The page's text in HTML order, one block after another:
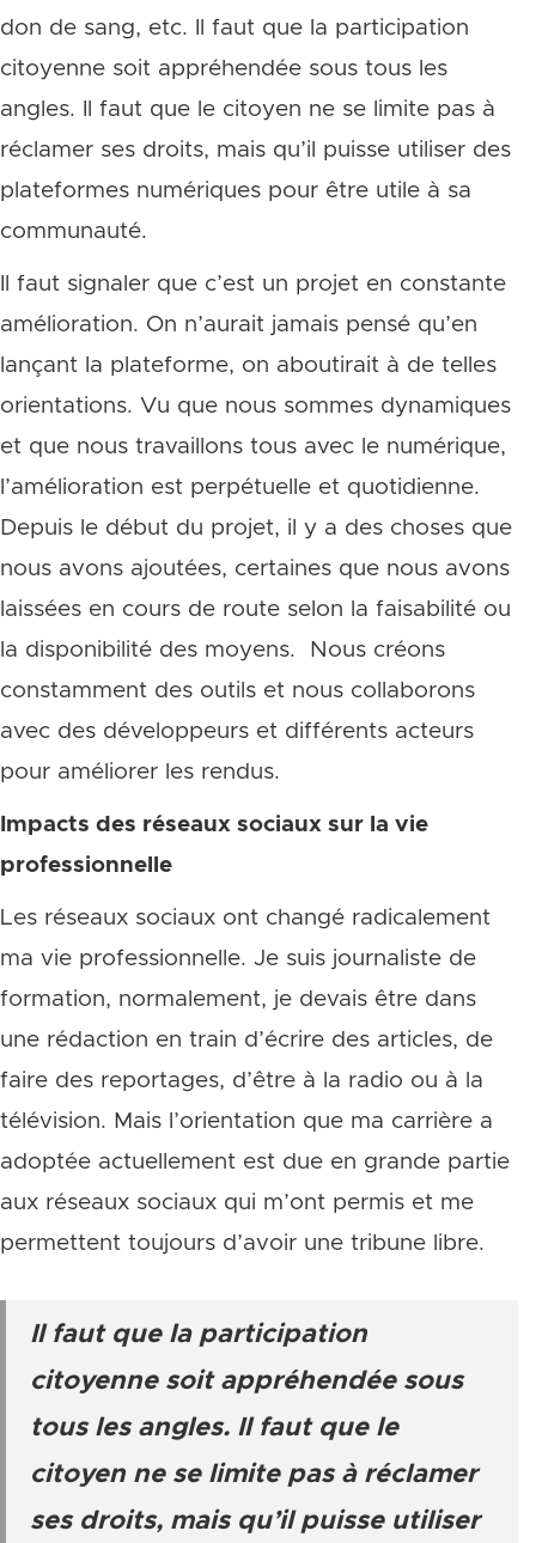
don de sang, etc. Il faut que la participation
citoyenne soit appréhendée sous tous les
angles. Il faut que le citoyen ne se limite pas à
réclamer ses droits, mais qu’il puisse utiliser des
plateformes numériques pour être utile à sa
communauté.
Il faut signaler que c’est un projet en constante
amélioration. On n’aurait jamais pensé qu’en
lançant la plateforme, on aboutirait à de telles
orientations. Vu que nous sommes dynamiques
et que nous travaillons tous avec le numérique,
l’amélioration est perpétuelle et quotidienne.
Depuis le début du projet, il y a des choses que
nous avons ajoutées, certaines que nous avons
laissées en cours de route selon la faisabilité ou
la disponibilité des moyens. Nous créons
constamment des outils et nous collaborons
avec des développeurs et différents acteurs
pour améliorer les rendus.
Impacts des réseaux sociaux sur la vie
professionnelle
Les réseaux sociaux ont changé radicalement
ma vie professionnelle. Je suis journaliste de
formation, normalement, je devais être dans
une rédaction en train d’écrire des articles, de
faire des reportages, d’être à la radio ou à la
télévision. Mais l’orientation que ma carrière a
adoptée actuellement est due en grande partie
aux réseaux sociaux qui m’ont permis et me
permettent toujours d’avoir une tribune libre.
Il faut que la participation
citoyenne soit appréhendée sous
tous les angles. Il faut que le
citoyen ne se limite pas à réclamer
ses droits, mais qu’il puisse utiliser